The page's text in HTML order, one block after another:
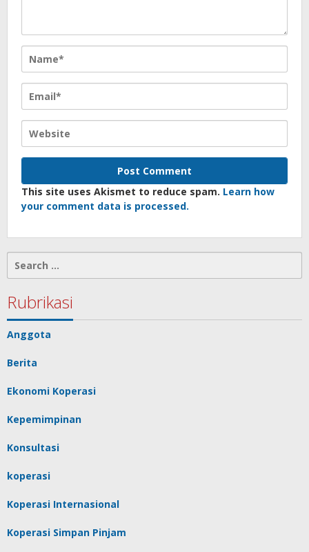
This site uses Akismet to reduce spam. Learn how
your comment data is processed.
for:
Rubrikasi
Anggota
Berita
Ekonomi Koperasi
Kepemimpinan
Konsultasi
koperasi
Koperasi Internasional
Koperasi Simpan Pinjam